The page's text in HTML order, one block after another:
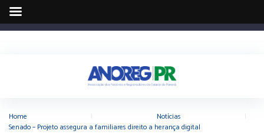
Home Notícias
Senado – Projeto assegura a familiares direito a herança digital